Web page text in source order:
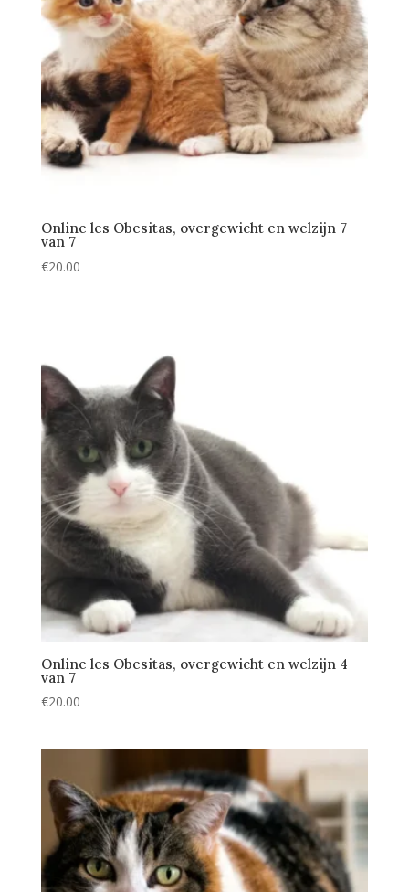
Online les Obesitas, overgewicht en welzijn 7
van 7
€20.00
Online les Obesitas, overgewicht en welzijn 4
van 7
€20.00